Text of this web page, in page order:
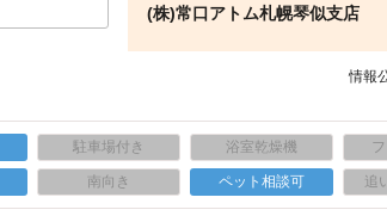
(株)常口アトム札幌琴似支店
情報
駐車場付き 浴室乾燥機
南向き ペット相談可 追